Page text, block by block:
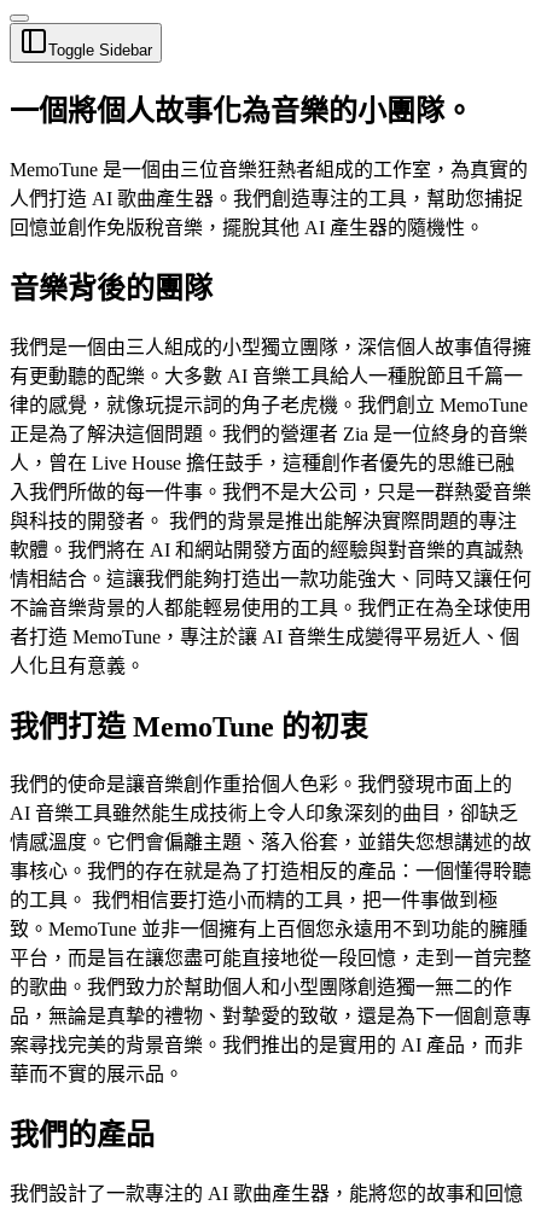
Toggle Sidebar
一個將個人故事化為音樂的小團隊。
MemoTune 是一個由三位音樂狂熱者組成的工作室，為真實的
人們打造 AI 歌曲產生器。我們創造專注的工具，幫助您捕捉
回憶並創作免版稅音樂，擺脫其他 AI 產生器的隨機性。
音樂背後的團隊
我們是一個由三人組成的小型獨立團隊，深信個人故事值得擁
有更動聽的配樂。大多數 AI 音樂工具給人一種脫節且千篇一
律的感覺，就像玩提示詞的角子老虎機。我們創立 MemoTune
正是為了解決這個問題。我們的營運者 Zia 是一位終身的音樂
人，曾在 Live House 擔任鼓手，這種創作者優先的思維已融
入我們所做的每一件事。我們不是大公司，只是一群熱愛音樂
與科技的開發者。 我們的背景是推出能解決實際問題的專注
軟體。我們將在 AI 和網站開發方面的經驗與對音樂的真誠熱
情相結合。這讓我們能夠打造出一款功能強大、同時又讓任何
不論音樂背景的人都能輕易使用的工具。我們正在為全球使用
者打造 MemoTune，專注於讓 AI 音樂生成變得平易近人、個
人化且有意義。
我們打造 MemoTune 的初衷
我們的使命是讓音樂創作重拾個人色彩。我們發現市面上的
AI 音樂工具雖然能生成技術上令人印象深刻的曲目，卻缺乏
情感溫度。它們會偏離主題、落入俗套，並錯失您想講述的故
事核心。我們的存在就是為了打造相反的產品：一個懂得聆聽
的工具。 我們相信要打造小而精的工具，把一件事做到極
致。MemoTune 並非一個擁有上百個您永遠用不到功能的臃腫
平台，而是旨在讓您盡可能直接地從一段回憶，走到一首完整
的歌曲。我們致力於幫助個人和小型團隊創造獨一無二的作
品，無論是真摯的禮物、對摯愛的致敬，還是為下一個創意專
案尋找完美的背景音樂。我們推出的是實用的 AI 產品，而非
華而不實的展示品。
我們的產品
我們設計了一款專注的 AI 歌曲產生器，能將您的故事和回憶